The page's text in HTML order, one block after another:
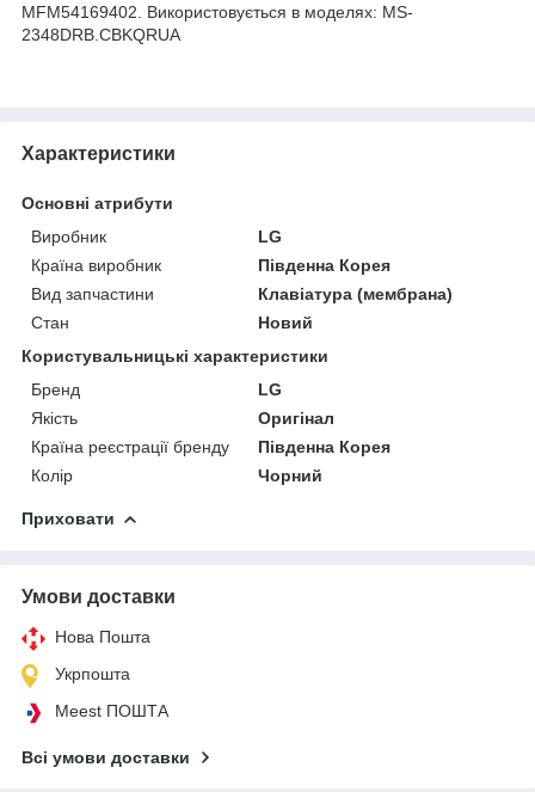
MFM54169402. Використовується в моделях: MS-
2348DRB.CBKQRUA
Характеристики
Основні атрибути
Виробник
LG
Країна виробник
Південна Корея
Вид запчастини
Клавіатура (мембрана)
Стан
Новий
Користувальницькі характеристики
Бренд
LG
Якість
Оригінал
Країна реєстрації бренду
Південна Корея
Колір
Чорний
Приховати
Умови доставки
Нова Пошта
Укрпошта
Meest ПОШТА
Всі умови доставки